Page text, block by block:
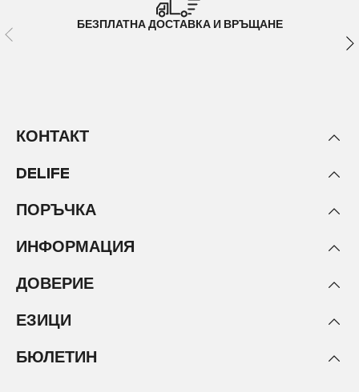
БЕЗПЛАТНА ДОСТАВКА И ВРЪЩАНЕ
КОНТАКТ
DELIFE
ПОРЪЧКА
ИНФОРМАЦИЯ
ДОВЕРИЕ
ЕЗИЦИ
БЮЛЕТИН